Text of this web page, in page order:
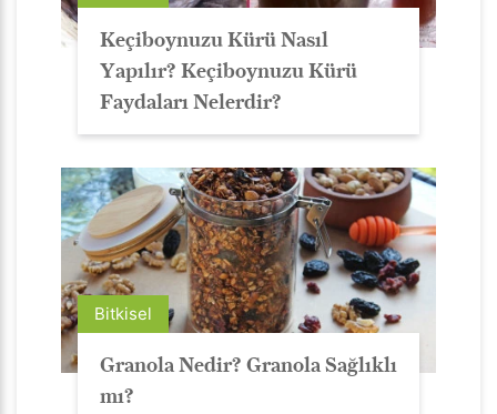
Keçiboynuzu Kürü Nasıl
Yapılır? Keçiboynuzu Kürü
Faydaları Nelerdir?
Bitkisel
Granola Nedir? Granola Sağlıklı
mı?